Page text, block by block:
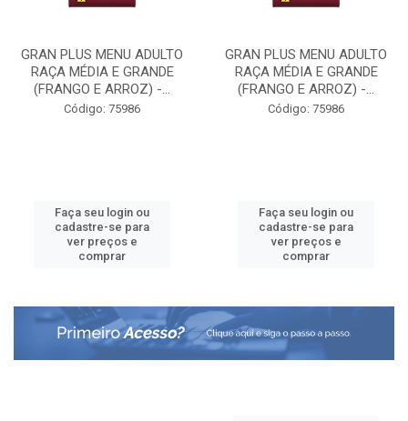
GRAN PLUS MENU ADULTO
RAÇA MÉDIA E GRANDE
(FRANGO E ARROZ) -...
Código: 75986
Faça seu login ou
cadastre-se para
ver preços e
comprar
GRAN PLUS MENU ADULTO
RAÇA MÉDIA E GRANDE
(FRANGO E ARROZ) -...
Código: 75986
Faça seu login ou
cadastre-se para
ver preços e
comprar